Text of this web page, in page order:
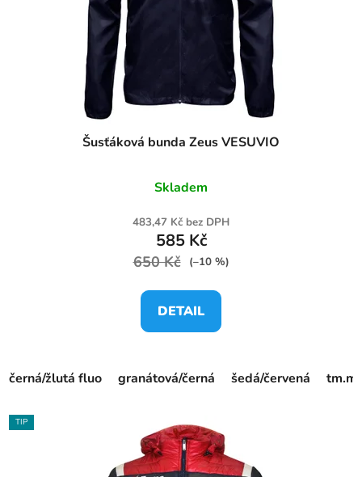
Šusťáková bunda Zeus VESUVIO
Skladem
483,47 Kč bez DPH
585 Kč
650 Kč (–10 %)
DETAIL
černá/žlutá fluo granátová/černá šedá/červená
TIP